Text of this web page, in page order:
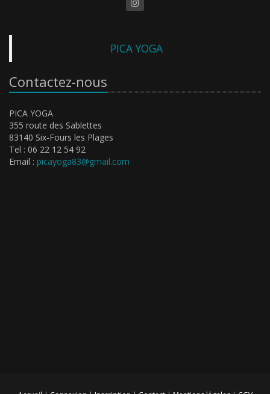
PICA YOGA
Contactez-nous
PICA YOGA
355 route des Sablettes
83140 Six-Fours les Plages
Tel : 06 22 12 54 92
Email : picayoga83@gmail.com